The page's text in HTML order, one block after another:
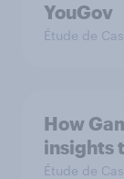
YouGov
Étude de Cas
How
insights
Étude de Cas